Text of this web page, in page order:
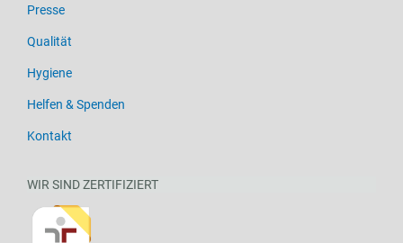
Presse
Qualität
Hygiene
Helfen & Spenden
Kontakt
WIR SIND ZERTIFIZIERT